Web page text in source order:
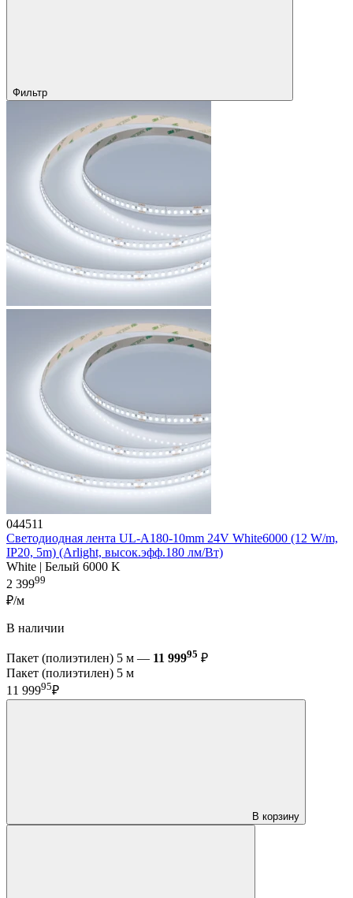
Фильтр
044511
Светодиодная лента UL-A180-10mm 24V White6000 (12 W/m,
IP20, 5m) (Arlight, высок.эфф.180 лм/Вт)
White | Белый 6000 K
2 39999
₽/м
В наличии
Пакет (полиэтилен) 5 м — 11 99995 ₽
Пакет (полиэтилен) 5 м
11 99995₽
В корзину